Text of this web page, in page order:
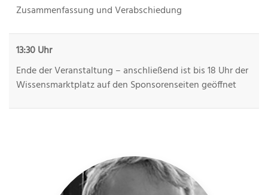
Zusammenfassung und Verabschiedung
13:30 Uhr
Ende der Veranstaltung – anschließend ist bis 18 Uhr der
Wissensmarktplatz auf den Sponsorenseiten geöffnet